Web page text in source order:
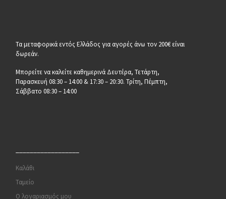
Τα μεταφορικά εντός Ελλάδος για αγορές άνω τον 200€ είναι
δωρεάν.
Μπορείτε να καλείτε καθημερινά Δευτέρα, Τετάρτη,
Παρασκευή 08:30 – 14:00 & 17:30 – 20:30. Τρίτη, Πέμπτη,
Σάββατο 08:30 – 14:00
Καλάθι
Ταμείο
Ο λογαριασμός μου